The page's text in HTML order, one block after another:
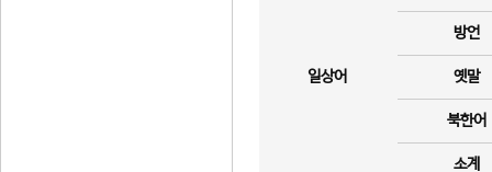
일상어
방언
옛말
북한어
소계